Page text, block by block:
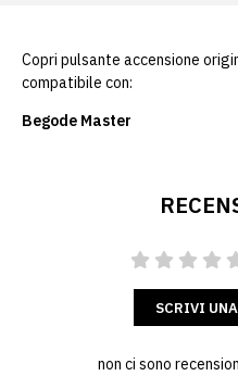
Copri pulsante accensione
compatibile con:
Begode Master
SCRIVI
non ci sono